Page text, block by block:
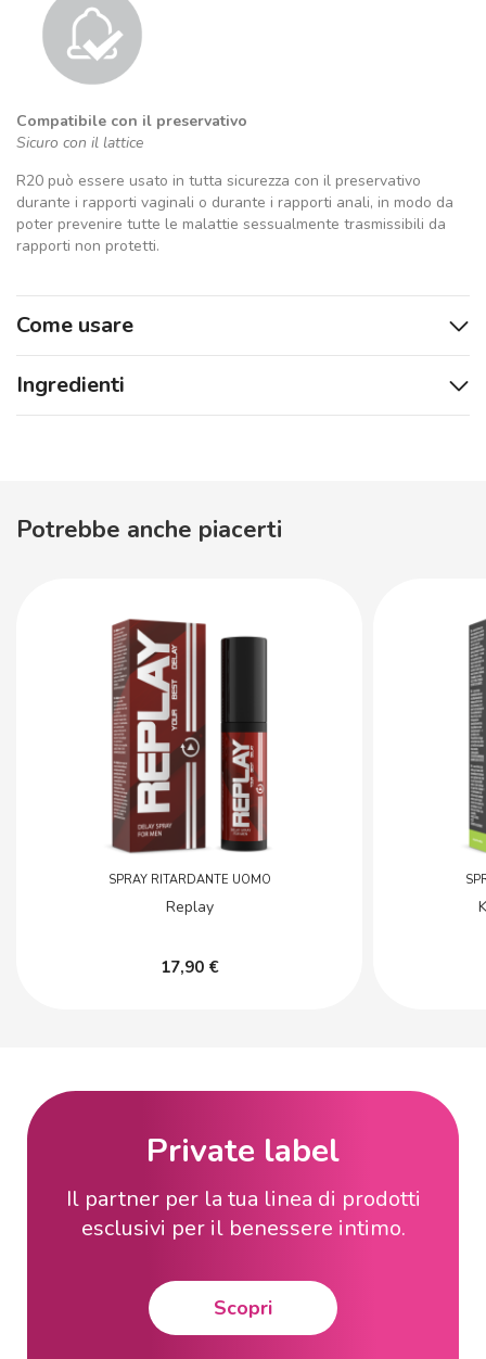
Compatibile con il preservativo
Sicuro con il lattice
R20 può essere usato in tutta sicurezza con il preservativo
durante i rapporti vaginali o durante i rapporti anali, in modo da
poter prevenire tutte le malattie sessualmente trasmissibili da
rapporti non protetti.
Come usare
Ingredienti
Potrebbe anche piacerti
SPRAY RITARDANTE UOMO
Replay
17,90 €
Private label
Il partner per la tua linea di prodotti
esclusivi per il benessere intimo.
Scopri